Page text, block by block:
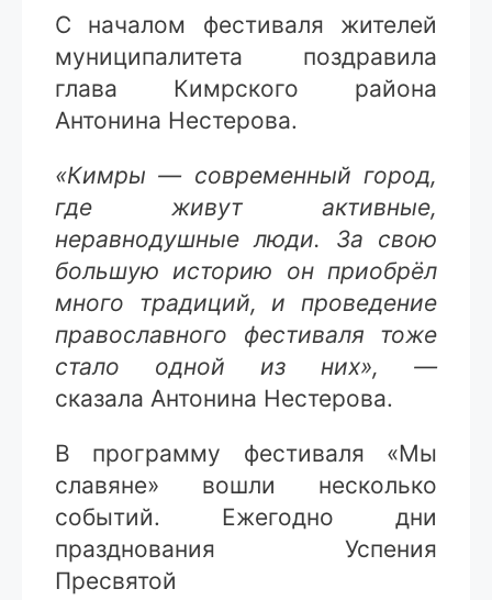
С началом фестиваля жителей
муниципалитета поздравила
глава Кимрского района
Антонина Нестерова.
«Кимры — современный город,
где живут активные,
неравнодушные люди. За свою
большую историю он приобрёл
много традиций, и проведение
православного фестиваля тоже
стало одной из них», —
сказала Антонина Нестерова.
В программу фестиваля «Мы
славяне» вошли несколько
событий. Ежегодно дни
празднования Успения
Пресвятой